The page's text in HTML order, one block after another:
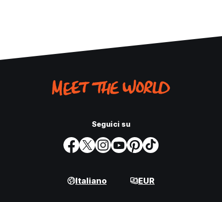
Seguici su
Italiano EUR